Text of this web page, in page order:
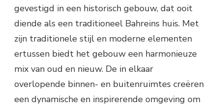
gevestigd in een historisch gebouw, dat ooit
diende als een traditioneel Bahreins huis. Met
zijn traditionele stijl en moderne elementen
ertussen biedt het gebouw een harmonieuze
mix van oud en nieuw. De in elkaar
overlopende binnen- en buitenruimtes creëren
een dynamische en inspirerende omgeving om